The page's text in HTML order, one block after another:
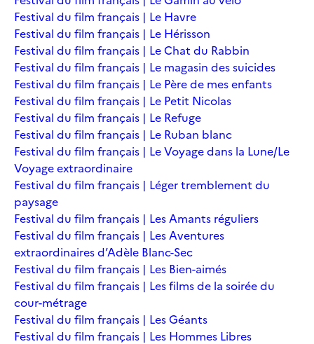
Festival du film français | Le Havre
Festival du film français | Le Hérisson
Festival du film français | Le Chat du Rabbin
Festival du film français | Le magasin des suicides
Festival du film français | Le Père de mes enfants
Festival du film français | Le Petit Nicolas
Festival du film français | Le Refuge
Festival du film français | Le Ruban blanc
Festival du film français | Le Voyage dans la Lune/Le
Voyage extraordinaire
Festival du film français | Léger tremblement du
paysage
Festival du film français | Les Amants réguliers
Festival du film français | Les Aventures
extraordinaires d’Adèle Blanc-Sec
Festival du film français | Les Bien-aimés
Festival du film français | Les films de la soirée du
cour-métrage
Festival du film français | Les Géants
Festival du film français | Les Hommes Libres